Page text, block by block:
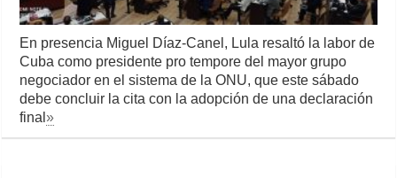
En presencia Miguel Díaz-Canel, Lula resaltó la labor de
Cuba como presidente pro tempore del mayor grupo
negociador en el sistema de la ONU, que este sábado
debe concluir la cita con la adopción de una declaración
final»